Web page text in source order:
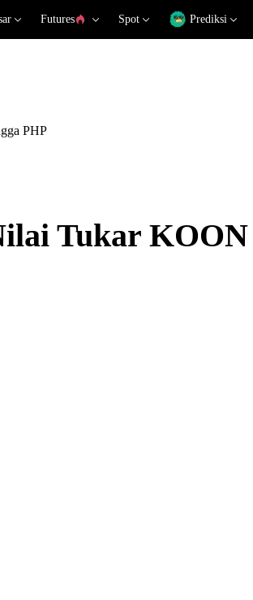
Futures Spot Prediksi
PHP
Tukar KOON